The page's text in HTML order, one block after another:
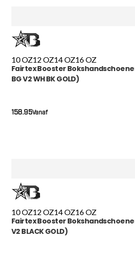
10 OZ12 OZ14 OZ16 OZ
Fairtex Booster
BG V2 WH BK GOLD)
Vanaf
158.95
10 OZ12 OZ14 OZ16 OZ
Fairtex Booster
V2 BLACK GOLD)